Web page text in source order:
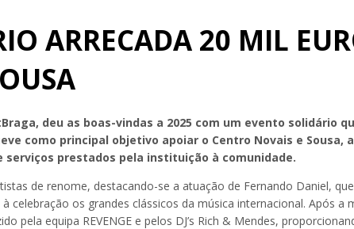
ARRECADA 20 MIL
deu as boas-vindas a 2025 com um evento solidário
como principal objetivo apoiar o Centro Novais e
prestados pela instituição à comunidade.
de renome, destacando-se a atuação de Fernando Daniel,
celebração os grandes clássicos da música internacional. Após
pela equipa REVENGE e pelos DJ’s Rich & Mendes,